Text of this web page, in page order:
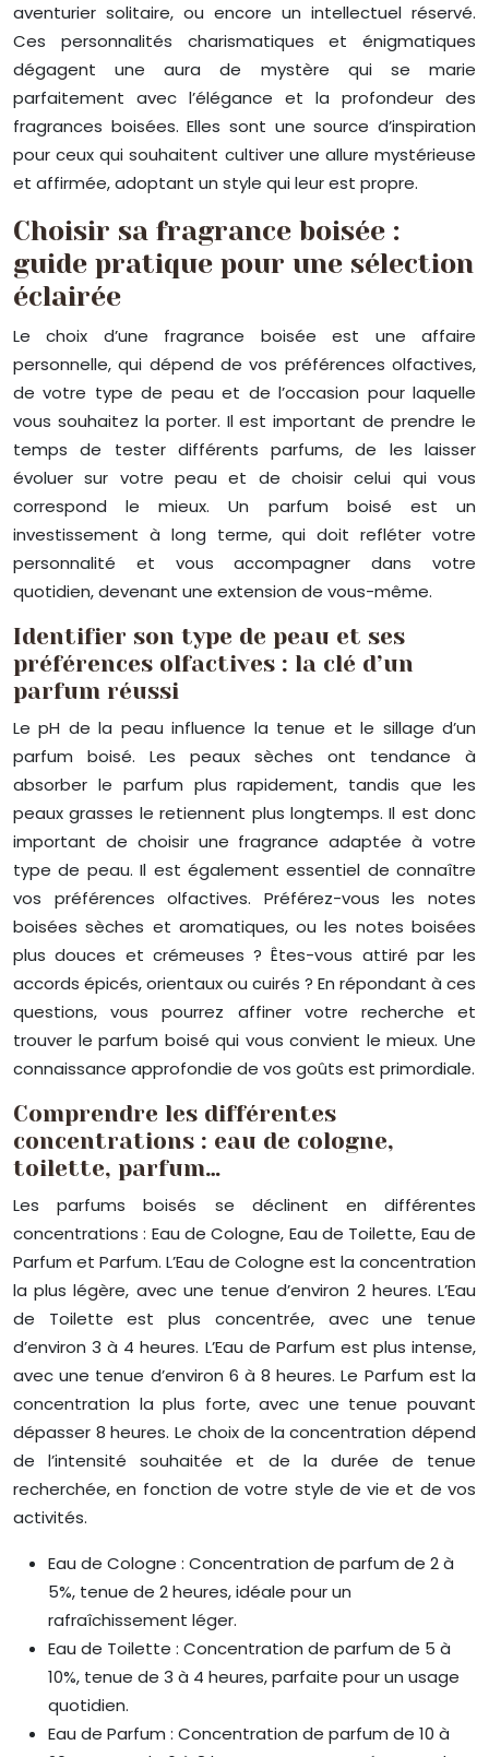
aventurier solitaire, ou encore un intellectuel réservé.
Ces personnalités charismatiques et énigmatiques
dégagent une aura de mystère qui se marie
parfaitement avec l’élégance et la profondeur des
fragrances boisées. Elles sont une source d’inspiration
pour ceux qui souhaitent cultiver une allure mystérieuse
et affirmée, adoptant un style qui leur est propre.
Choisir sa fragrance boisée :
guide pratique pour une sélection
éclairée
Le choix d’une fragrance boisée est une affaire
personnelle, qui dépend de vos préférences olfactives,
de votre type de peau et de l’occasion pour laquelle
vous souhaitez la porter. Il est important de prendre le
temps de tester différents parfums, de les laisser
évoluer sur votre peau et de choisir celui qui vous
correspond le mieux. Un parfum boisé est un
investissement à long terme, qui doit refléter votre
personnalité et vous accompagner dans votre
quotidien, devenant une extension de vous-même.
Identifier son type de peau et ses
préférences olfactives : la clé d’un
parfum réussi
Le pH de la peau influence la tenue et le sillage d’un
parfum boisé. Les peaux sèches ont tendance à
absorber le parfum plus rapidement, tandis que les
peaux grasses le retiennent plus longtemps. Il est donc
important de choisir une fragrance adaptée à votre
type de peau. Il est également essentiel de connaître
vos préférences olfactives. Préférez-vous les notes
boisées sèches et aromatiques, ou les notes boisées
plus douces et crémeuses ? Êtes-vous attiré par les
accords épicés, orientaux ou cuirés ? En répondant à ces
questions, vous pourrez affiner votre recherche et
trouver le parfum boisé qui vous convient le mieux. Une
connaissance approfondie de vos goûts est primordiale.
Comprendre les différentes
concentrations : eau de cologne,
toilette, parfum…
Les parfums boisés se déclinent en différentes
concentrations : Eau de Cologne, Eau de Toilette, Eau de
Parfum et Parfum. L’Eau de Cologne est la concentration
la plus légère, avec une tenue d’environ 2 heures. L’Eau
de Toilette est plus concentrée, avec une tenue
d’environ 3 à 4 heures. L’Eau de Parfum est plus intense,
avec une tenue d’environ 6 à 8 heures. Le Parfum est la
concentration la plus forte, avec une tenue pouvant
dépasser 8 heures. Le choix de la concentration dépend
de l’intensité souhaitée et de la durée de tenue
recherchée, en fonction de votre style de vie et de vos
activités.
Eau de Cologne : Concentration de parfum de 2 à
5%, tenue de 2 heures, idéale pour un
rafraîchissement léger.
Eau de Toilette : Concentration de parfum de 5 à
10%, tenue de 3 à 4 heures, parfaite pour un usage
quotidien.
Eau de Parfum : Concentration de parfum de 10 à